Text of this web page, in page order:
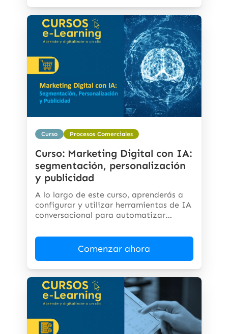
Curso Procesos Comerciales
Curso: Marketing Digital con IA:
segmentación, personalización
y publicidad
A lo largo de este curso, aprenderás a
configurar y utilizar herramientas de IA
conversacional para automatizar
Comenzar ahora